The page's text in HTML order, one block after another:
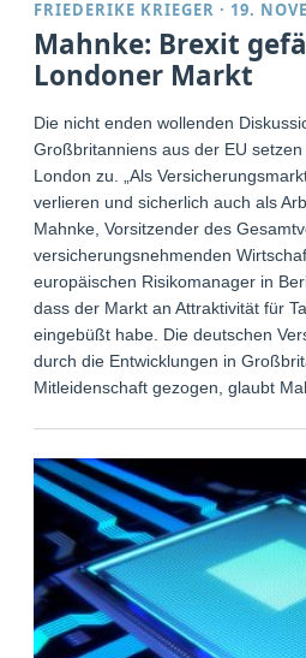
FRIEDERIKE KRIEGER · 19.
Mahnke: Brexit
Londoner Markt
Die nicht enden wollenden
Großbritanniens aus der EU
London zu. „Als
verlieren und sicherlich auch als
Mahnke, Vorsitzender des
versicherungsnehmenden
europäischen Risikomanager in
dass der Markt an Attraktivität für
eingebüßt habe. Die deutschen
durch die Entwicklungen in
Mitleidenschaft gezogen, glaubt